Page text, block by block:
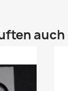
auch